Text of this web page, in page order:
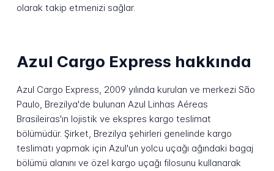
olarak takip etmenizi sağlar.
Azul Cargo Express hakkında
Azul Cargo Express, 2009 yılında kurulan ve merkezi São
Paulo, Brezilya'de bulunan Azul Linhas Aéreas
Brasileiras'ın lojistik ve ekspres kargo teslimat
bölümüdür. Şirket, Brezilya şehirleri genelinde kargo
teslimatı yapmak için Azul'un yolcu uçağı ağındaki bagaj
bölümü alanını ve özel kargo uçağı filosunu kullanarak